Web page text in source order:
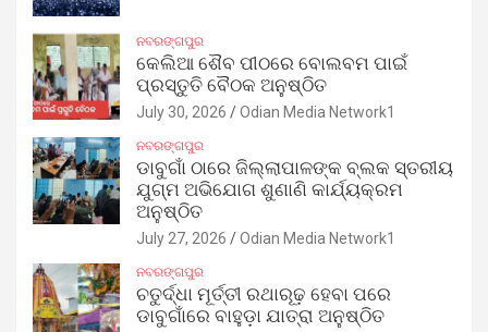
ନବରଙ୍ଗପୁର
କେଲିଆ ଶୈବ ପୀଠରେ ବୋଲବମ ପାଇଁ
ପ୍ରସ୍ତୁତି ବୈଠକ ଅନୁଷ୍ଠିତ
July 30, 2026 Odian Media Network1
ନବରଙ୍ଗପୁର
ଡାବୁଗାଁ ଠାରେ ଜିଲ୍ଲାପାଳଙ୍କ ବ୍ଲକ ସ୍ତରୀୟ
ଯୁଗ୍ମ ଅଭିଯୋଗ ଶୁଣାଣି କାର୍ଯ୍ୟକ୍ରମ
ଅନୁଷ୍ଠିତ
July 27, 2026 Odian Media Network1
ନବରଙ୍ଗପୁର
ଚତୁର୍ଦ୍ଧା ମୂର୍ତ୍ତୀ ରଥାରୂଢ଼ ହେବା ପରେ
ଡାବୁଗାଁରେ ବାହୁଡ଼ା ଯାତ୍ରା ଅନୁଷ୍ଠିତ